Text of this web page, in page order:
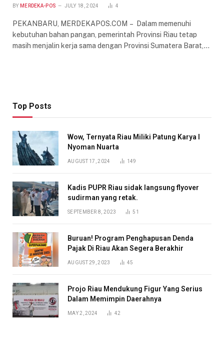
BY MERDEKA-POS JULY 18, 2024 4
PEKANBARU, MERDEKAPOS.COM – Dalam memenuhi
kebutuhan bahan pangan, pemerintah Provinsi Riau tetap
masih menjalin kerja sama dengan Provinsi Sumatera Barat,…
Top Posts
Wow, Ternyata Riau Miliki Patung Karya I
Nyoman Nuarta
AUGUST 17, 2024 149
Kadis PUPR Riau sidak langsung flyover
sudirman yang retak.
SEPTEMBER 8, 2023 51
Buruan! Program Penghapusan Denda
Pajak Di Riau Akan Segera Berakhir
AUGUST 29, 2023 45
Projo Riau Mendukung Figur Yang Serius
Dalam Memimpin Daerahnya
MAY 2, 2024 42